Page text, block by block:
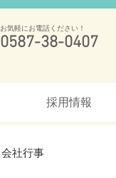
0587-38-0407
お気軽にお電話ください！
採用情報
会社行事